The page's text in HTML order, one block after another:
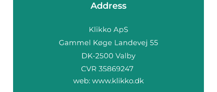
Address
web: www.klikko.dk